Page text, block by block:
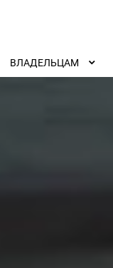
ВЛАДЕЛЬЦАМ